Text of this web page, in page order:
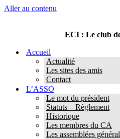
Aller au contenu
ECI : Le club
Accueil
Actualité
Les sites des amis
Contact
L’ASSO
Le mot du président
Statuts – Règlement
Historique
Les membres du CA
Les assemblées